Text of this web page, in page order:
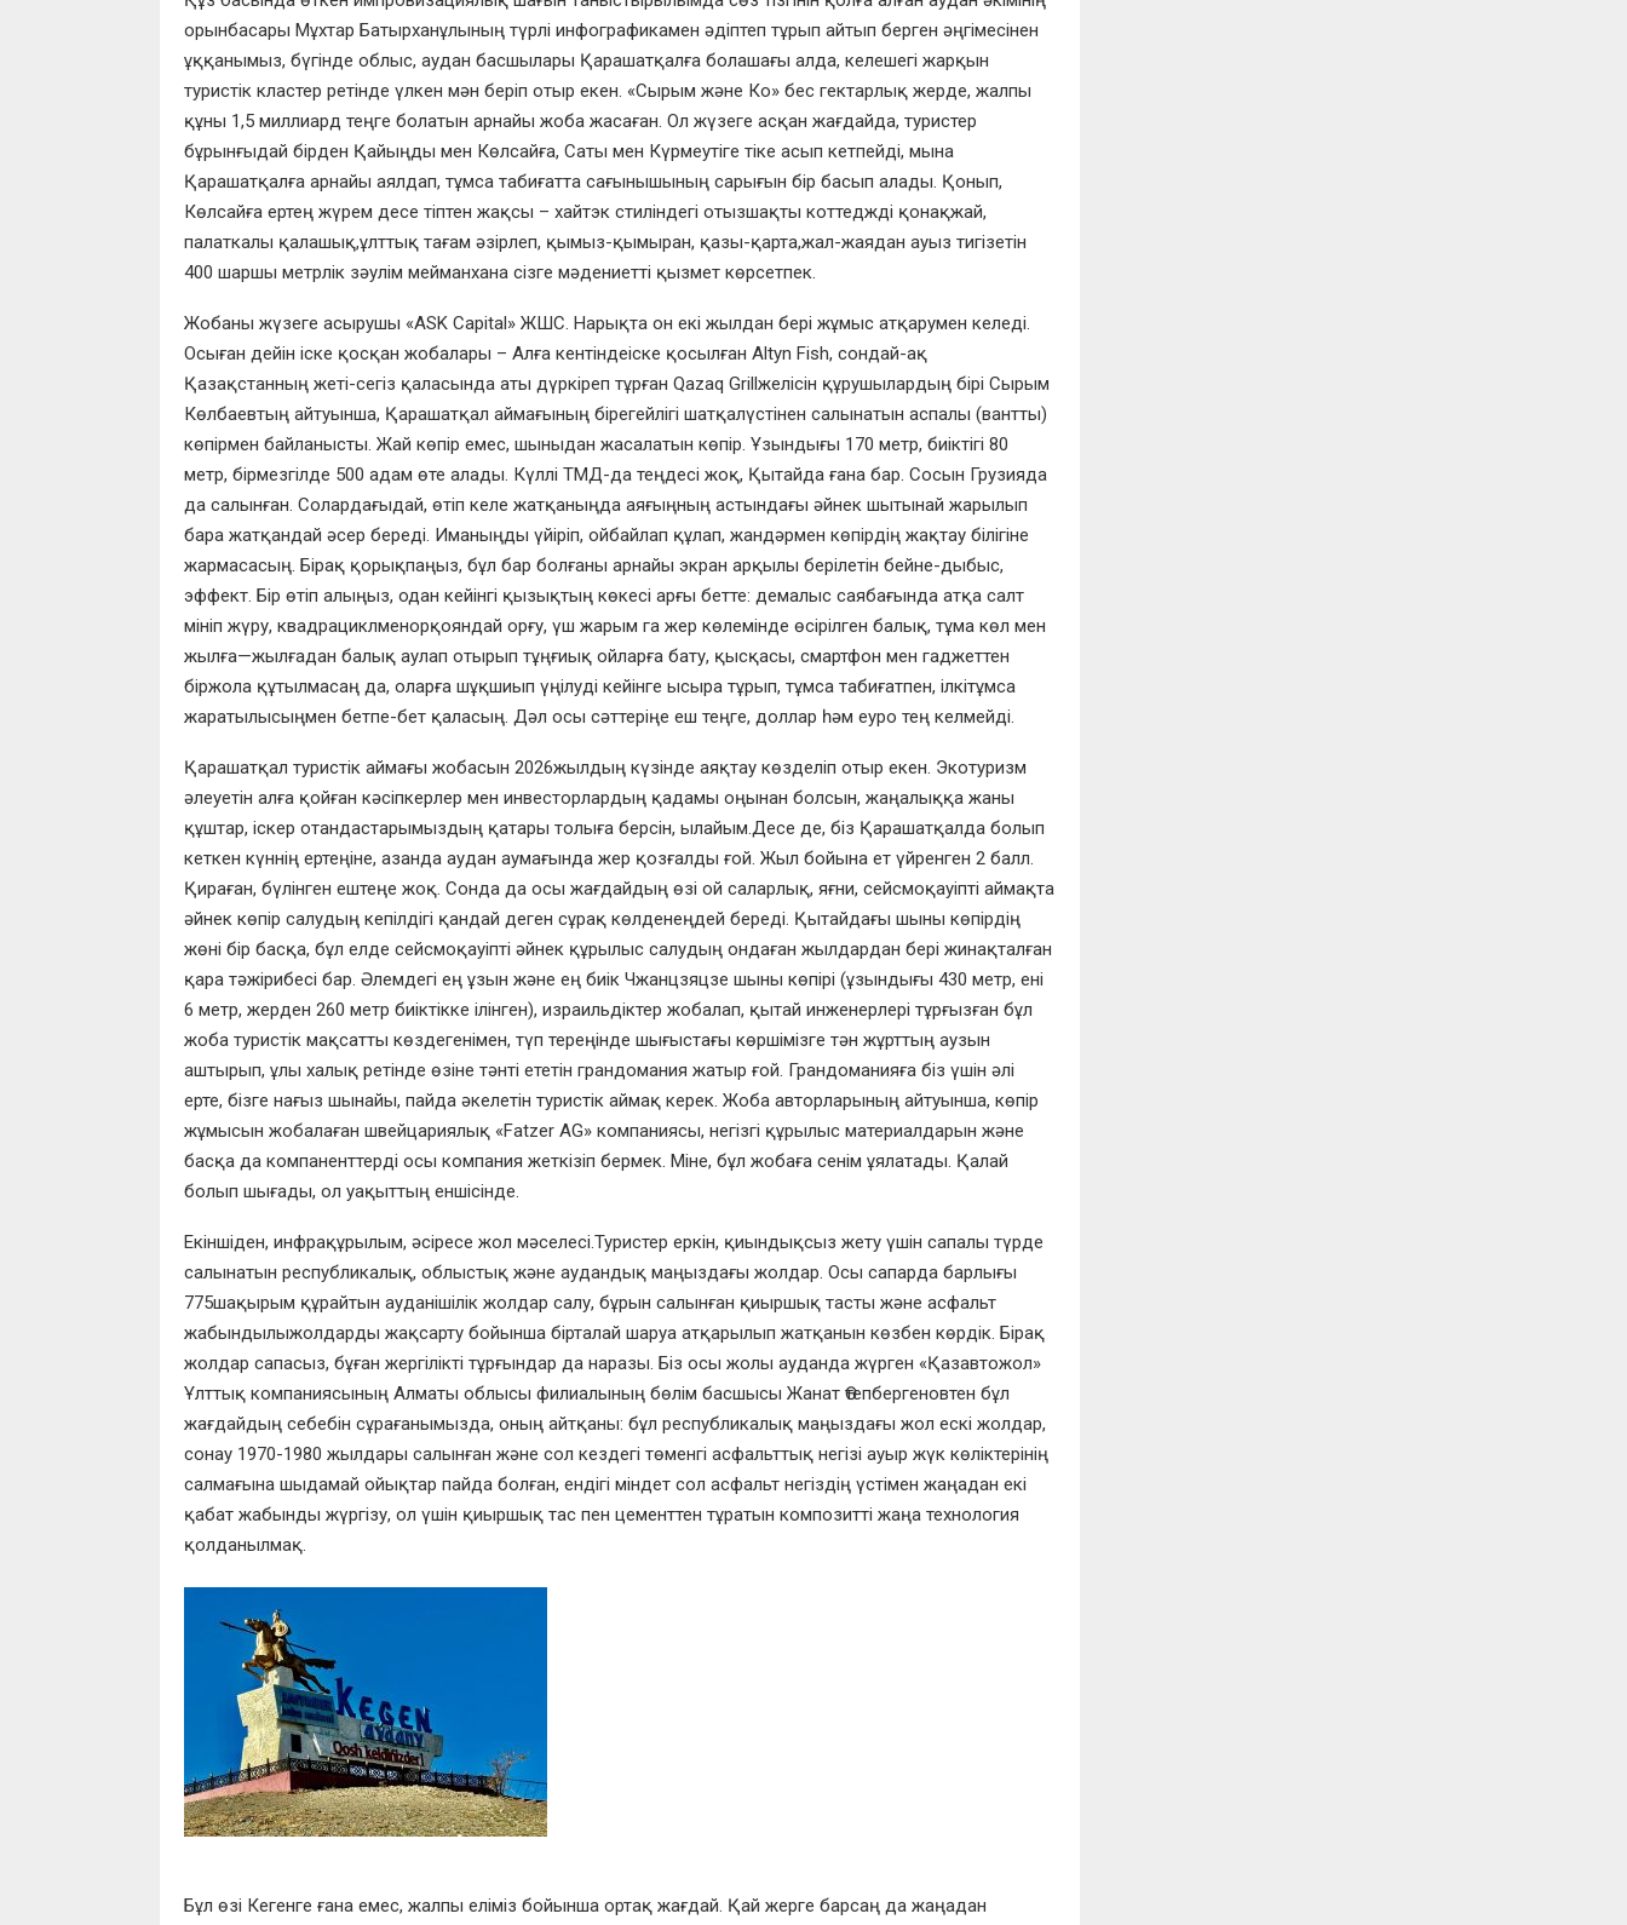
орынбасары Мұхтар Батырханұлының түрлі инфографикамен әдіптеп тұрып айтып берген әңгімесінен
ұққанымыз, бүгінде облыс, аудан басшылары Қарашатқалға болашағы алда, келешегі жарқын
туристік кластер ретінде үлкен мән беріп отыр екен. «Сырым және Ко» бес гектарлық жерде, жалпы
құны 1,5 миллиард теңге болатын арнайы жоба жасаған. Ол жүзеге асқан жағдайда, туристер
бұрынғыдай бірден Қайыңды мен Көлсайға, Саты мен Күрмеутіге тіке асып кетпейді, мына
Қарашатқалға арнайы аялдап, тұмса табиғатта сағынышының сарығын бір басып алады. Қонып,
Көлсайға ертең жүрем десе тіптен жақсы – хайтэк стиліндегі отызшақты коттеджді қонақжай,
палаткалы қалашық,ұлттық тағам әзірлеп, қымыз-қымыран, қазы-қарта,жал-жаядан ауыз тигізетін
400 шаршы метрлік зәулім мейманхана сізге мәдениетті қызмет көрсетпек.
Жобаны жүзеге асырушы «ASK Capital» ЖШС. Нарықта он екі жылдан бері жұмыс атқарумен келеді.
Осыған дейін іске қосқан жобалары – Алға кентіндеіске қосылған Altyn Fish, сондай-ақ
Қазақстанның жеті-сегіз қаласында аты дүркіреп тұрған Qazaq Grill желісін құрушылардың бірі Сырым
Көлбаевтың айтуынша, Қарашатқал аймағының бірегейлігі шатқалүстінен салынатын аспалы (вантты)
көпірмен байланысты. Жай көпір емес, шыныдан жасалатын көпір. Ұзындығы 170 метр, биіктігі 80
метр, бірмезгілде 500 адам өте алады. Күллі ТМД-да теңдесі жоқ, Қытайда ғана бар. Сосын Грузияда
да салынған. Солардағыдай, өтіп келе жатқаныңда аяғыңның астындағы әйнек шытынай жарылып
бара жатқандай әсер береді. Иманыңды үйіріп, ойбайлап құлап, жандәрмен көпірдің жақтау білігіне
жармасасың. Бірақ қорықпаңыз, бұл бар болғаны арнайы экран арқылы берілетін бейне-дыбыс,
эффект. Бір өтіп алыңыз, одан кейінгі қызықтың көкесі арғы бетте: демалыс саябағында атқа салт
мініп жүру, квадрациклменорқояндай орғу, үш жарым га жер көлемінде өсірілген балық, тұма көл мен
жылға—жылғадан балық аулап отырып тұңғиық ойларға бату, қысқасы, смартфон мен гаджеттен
біржола құтылмасаң да, оларға шұқшиып үңілуді кейінге ысыра тұрып, тұмса табиғатпен, ілкітұмса
жаратылысыңмен бетпе-бет қаласың. Дәл осы сәттеріңе еш теңге, доллар һәм еуро тең келмейді.
Қарашатқал туристік аймағы жобасын 2026жылдың күзінде аяқтау көзделіп отыр екен. Экотуризм
әлеуетін алға қойған кәсіпкерлер мен инвесторлардың қадамы оңынан болсын, жаңалыққа жаны
құштар, іскер отандастарымыздың қатары толыға берсін, ылайым.Десе де, біз Қарашатқалда болып
кеткен күннің ертеңіне, азанда аудан аумағында жер қозғалды ғой. Жыл бойына ет үйренген 2 балл.
Қираған, бүлiнген ештеңе жоқ. Сонда да осы жағдайдың өзі ой саларлық, яғни, сейсмоқауіпті аймақта
әйнек көпір салудың кепілдігі қандай деген сұрақ көлденеңдей береді. Қытайдағы шыны көпірдің
жөні бір басқа, бұл елде сейсмоқауіпті әйнек құрылыс салудың ондаған жылдардан бері жинақталған
қара тәжірибесі бар. Әлемдегі ең ұзын және ең биік Чжанцзяцзе шыны көпірі (ұзындығы 430 метр, ені
6 метр, жерден 260 метр биіктікке ілінген), израильдіктер жобалап, қытай инженерлері тұрғызған бұл
жоба туристік мақсатты көздегенімен, түп тереңінде шығыстағы көршімізге тән жұрттың аузын
аштырып, ұлы халық ретінде өзіне тәнті ететін грандомания жатыр ғой. Грандоманияға біз үшін әлі
ерте, бізге нағыз шынайы, пайда әкелетін туристік аймақ керек. Жоба авторларының айтуынша, көпір
жұмысын жобалаған швейцариялық «Fatzer AG» компаниясы, негізгі құрылыс материалдарын және
басқа да компаненттерді осы компания жеткізіп бермек. Міне, бұл жобаға сенім ұялатады. Қалай
болып шығады, ол уақыттың еншісінде.
Екіншіден, инфрақұрылым, әсіресе жол мәселесі.Туристер еркін, қиындықсыз жету үшін сапалы түрде
салынатын республикалық, облыстық және аудандық маңыздағы жолдар. Осы сапарда барлығы
775шақырым құрайтын ауданішілік жолдар салу, бұрын салынған қиыршық тасты және асфальт
жабындылыжолдарды жақсарту бойынша бірталай шаруа атқарылып жатқанын көзбен көрдік. Бірақ
жолдар сапасыз, бұған жергілікті тұрғындар да наразы. Біз осы жолы ауданда жүрген «Қазавтожол»
Ұлттық компаниясының Алматы облысы филиалының бөлім басшысы Жанат Өтепбергеновтен бұл
жағдайдың себебін сұрағанымызда, оның айтқаны: бұл республикалық маңыздағы жол ескі жолдар,
сонау 1970-1980 жылдары салынған және сол кездегі төменгі асфальттық негізі ауыр жүк көліктерінің
салмағына шыдамай ойықтар пайда болған, ендігі міндет сол асфальт негіздің үстімен жаңадан екі
қабат жабынды жүргізу, ол үшін қиыршық тас пен цементтен тұратын композитті жаңа технология
қолданылмақ.
Бұл өзі Кегенге ғана емес, жалпы еліміз бойынша ортақ жағдай. Қай жерге барсаң да жаңадан